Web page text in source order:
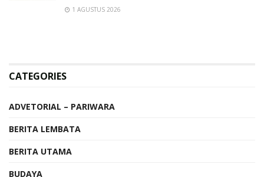
1 AGUSTUS 2026
CATEGORIES
ADVETORIAL – PARIWARA
BERITA LEMBATA
BERITA UTAMA
BUDAYA